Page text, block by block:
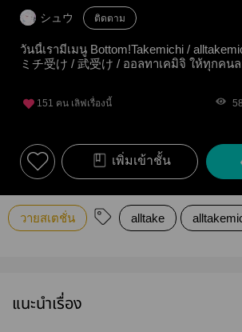
シュウ ติดตาม
วันนี้เรามีเมนู Bottom!Takemichi /
ミチ受け / 武受け / ออลทาเคมิจิ ให้ทุกคน
151 คน เลิฟเรื่องนี้
เพิ่มเข้าชั้น
วายสเตชั่น alltake
แนะนำเรื่อง